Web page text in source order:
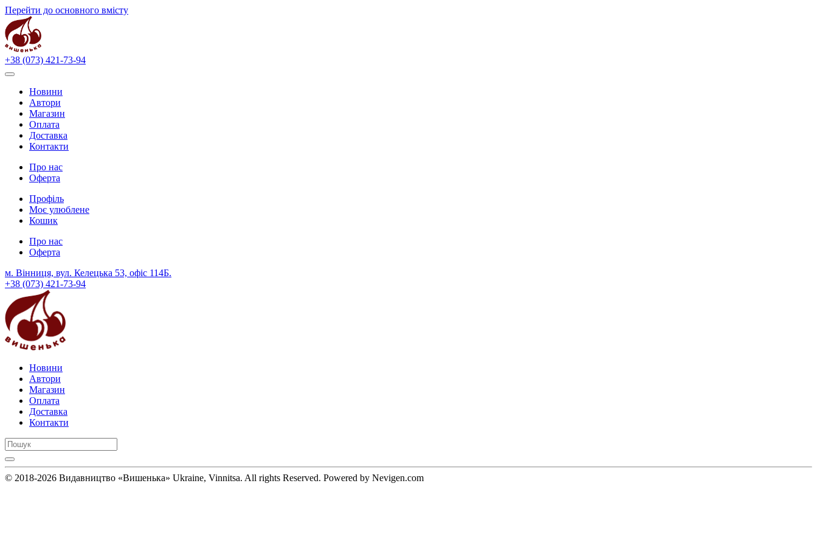
Перейти до основного вмісту
+38 (073) 421-73-94
Новини
Автори
Магазин
Оплата
Доставка
Контакти
Про нас
Оферта
Профіль
Моє улюблене
Кошик
Про нас
Оферта
м. Вінниця, вул. Келецька 53, офіс 114Б.
+38 (073) 421-73-94
Новини
Автори
Магазин
Оплата
Доставка
Контакти
© 2018-2026 Видавництво «Вишенька» Ukraine, Vinnitsa. All rights Reserved. Powered by Nevigen.com